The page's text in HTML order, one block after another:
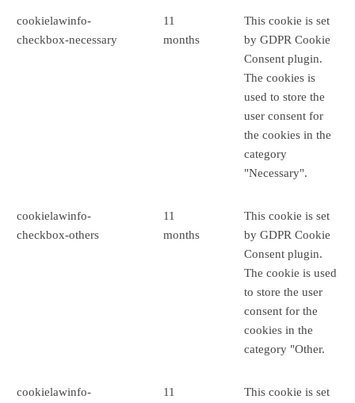
cookielawinfo-
checkbox-necessary
11
months
This cookie is set
by GDPR Cookie
Consent plugin.
The cookies is
used to store the
user consent for
the cookies in the
category
"Necessary".
cookielawinfo-
checkbox-others
11
months
This cookie is set
by GDPR Cookie
Consent plugin.
The cookie is used
to store the user
consent for the
cookies in the
category "Other.
cookielawinfo-
11
This cookie is set